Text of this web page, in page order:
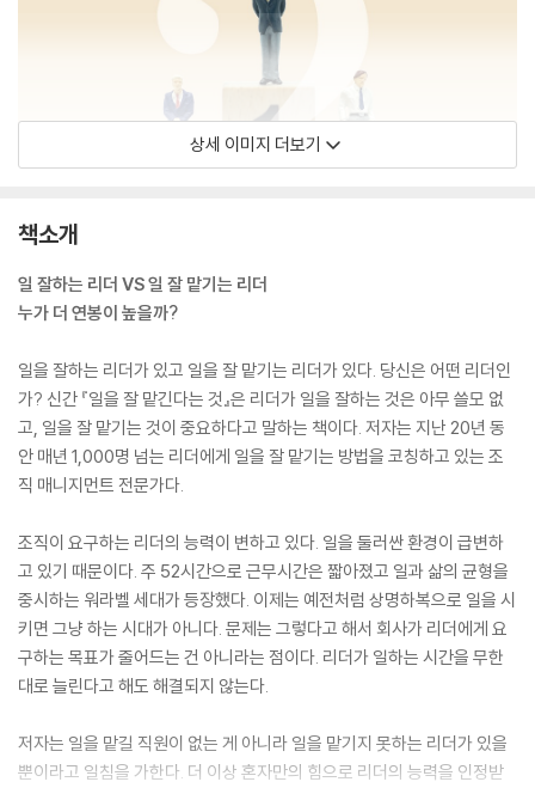
상세 이미지 더보기
책소개
일 잘하는 리더 VS 일 잘 맡기는 리더
누가 더 연봉이 높을까?
일을 잘하는 리더가 있고 일을 잘 맡기는 리더가 있다. 당신은 어떤 리더인
가? 신간 『일을 잘 맡긴다는 것』은 리더가 일을 잘하는 것은 아무 쓸모 없
고, 일을 잘 맡기는 것이 중요하다고 말하는 책이다. 저자는 지난 20년 동
안 매년 1,000명 넘는 리더에게 일을 잘 맡기는 방법을 코칭하고 있는 조
직 매니지먼트 전문가다.
조직이 요구하는 리더의 능력이 변하고 있다. 일을 둘러싼 환경이 급변하
고 있기 때문이다. 주 52시간으로 근무시간은 짧아졌고 일과 삶의 균형을
중시하는 워라벨 세대가 등장했다. 이제는 예전처럼 상명하복으로 일을 시
키면 그냥 하는 시대가 아니다. 문제는 그렇다고 해서 회사가 리더에게 요
구하는 목표가 줄어드는 건 아니라는 점이다. 리더가 일하는 시간을 무한
대로 늘린다고 해도 해결되지 않는다.
저자는 일을 맡길 직원이 없는 게 아니라 일을 맡기지 못하는 리더가 있을
뿐이라고 일침을 가한다. 더 이상 혼자만의 힘으로 리더의 능력을 인정받